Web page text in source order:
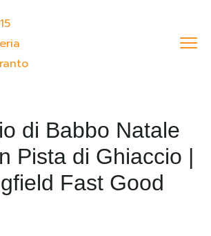
di Babbo Natale
Pista di Ghiaccio |
Fast Good